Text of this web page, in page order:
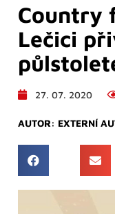
Country
Lečici
27. 07. 2020
AUTOR: EXTERNÍ